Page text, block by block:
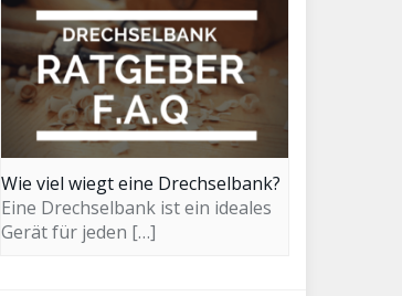
Wie viel wiegt eine Drechselbank?
Eine Drechselbank ist ein ideales
Gerät für jeden […]